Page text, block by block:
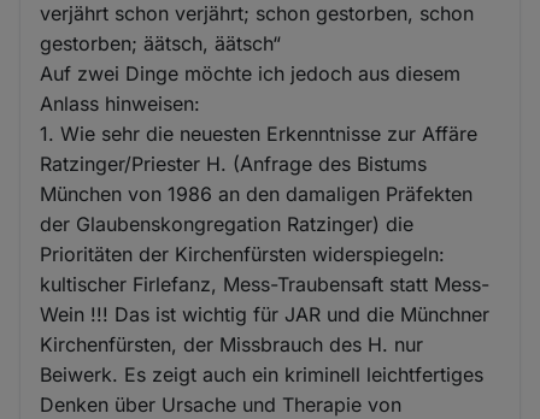
verjährt schon verjährt; schon gestorben, schon
gestorben; äätsch, äätsch“
Auf zwei Dinge möchte ich jedoch aus diesem
Anlass hinweisen:
1. Wie sehr die neuesten Erkenntnisse zur Affäre
Ratzinger/Priester H. (Anfrage des Bistums
München von 1986 an den damaligen Präfekten
der Glaubenskongregation Ratzinger) die
Prioritäten der Kirchenfürsten widerspiegeln:
kultischer Firlefanz, Mess-Traubensaft statt Mess-
Wein !!! Das ist wichtig für JAR und die Münchner
Kirchenfürsten, der Missbrauch des H. nur
Beiwerk. Es zeigt auch ein kriminell leichtfertiges
Denken über Ursache und Therapie von